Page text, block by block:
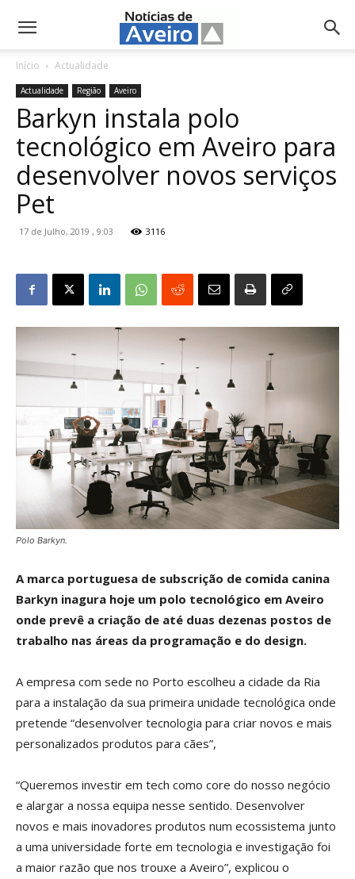
NotíciasdeAveiro.pt
Início Actualidade
Actualidade Região Aveiro
Barkyn instala polo
tecnológico em Aveiro para
desenvolver novos serviços
Pet
17 de Julho, 2019 , 9:03 3116
Polo Barkyn.
A marca portuguesa de subscrição de comida canina
Barkyn inagura hoje um polo tecnológico em Aveiro
onde prevê a criação de até duas dezenas postos de
trabalho nas áreas da programação e do design.
A empresa com sede no Porto escolheu a cidade da Ria
para a instalação da sua primeira unidade tecnológica onde
pretende “desenvolver tecnologia para criar novos e mais
personalizados produtos para cães”,
“Queremos investir em tech como core do nosso negócio
e alargar a nossa equipa nesse sentido. Desenvolver
novos e mais inovadores produtos num ecossistema junto
a uma universidade forte em tecnologia e investigação foi
a maior razão que nos trouxe a Aveiro”, explicou o